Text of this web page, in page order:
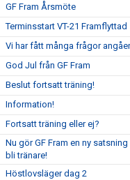
GF Fram Årsmöte
Terminsstart VT-21 Framflyttad
Vi har fått många frågor
God Jul från GF Fram
Beslut fortsatt träning!
Information!
Fortsatt träning eller ej?
Nu gör GF Fram en ny
bli tränare!
Höstlovsläger dag 2